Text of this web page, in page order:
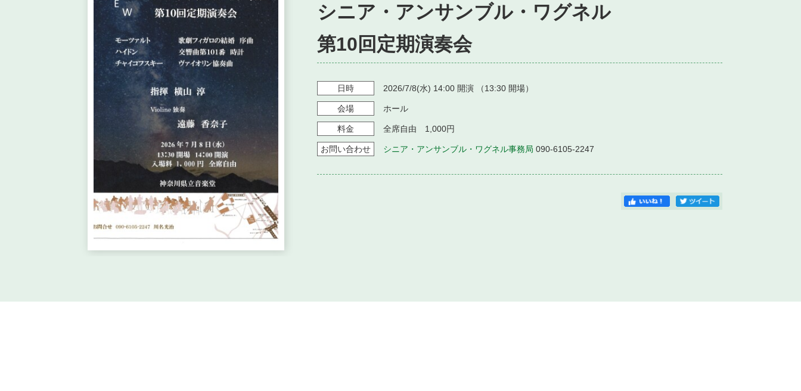
シニア・アンサンブル・ワグネル
第10回定期演奏会
日時 2026/7/8(水) 14:00 開演 （13:30 開場）
会場 ホール
料金 全席自由 1,000円
お問い合わせ シニア・アンサンブル・ワグネル事務局 090-6105-2247